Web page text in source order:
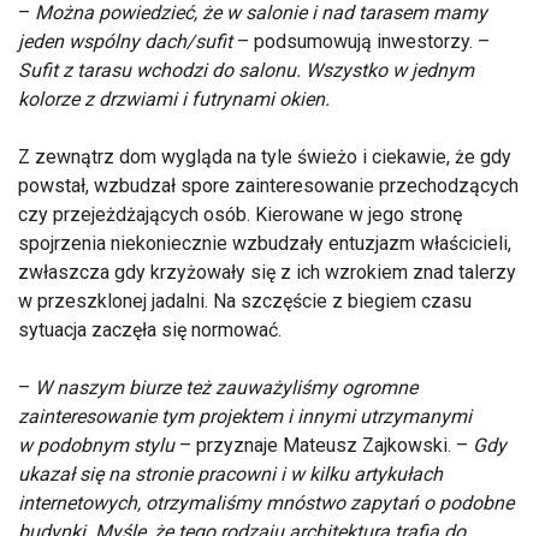
– Można powiedzieć, że w salonie i nad tarasem mamy
jeden wspólny dach/sufit– podsumowują inwestorzy. –
Sufit z tarasu wchodzi do salonu. Wszystko w jednym
kolorze z drzwiami i futrynami okien.
Z zewnątrz dom wygląda na tyle świeżo i ciekawie, że gdy
powstał, wzbudzał spore zainteresowanie przechodzących
czy przejeżdżających osób. Kierowane w jego stronę
spojrzenia niekoniecznie wzbudzały entuzjazm właścicieli,
zwłaszcza gdy krzyżowały się z ich wzrokiem znad talerzy
w przeszklonej jadalni. Na szczęście z biegiem czasu
sytuacja zaczęła się normować.
– W naszym biurze też zauważyliśmy ogromne
zainteresowanie tym projektem i innymi utrzymanymi
w podobnym stylu– przyznaje Mateusz Zajkowski. – Gdy
ukazał się na stronie pracowni i w kilku artykułach
internetowych, otrzymaliśmy mnóstwo zapytań o podobne